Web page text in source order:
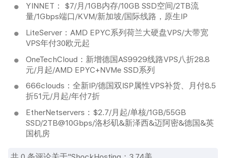
YINNET： $7/月/1GB内存/10GB SSD空间/2TB流
量/1Gbps端口/KVM/新加坡/国际线路，原生IP
LiteServer：AMD EPYC系列荷兰大硬盘VPS/大带宽
VPS年付30欧元起
OneTechCloud：新增德国AS9929线路VPS八折28.8
元/月起/AMD EPYC+NVMe SSD系列
666clouds：全新IP/德国双ISP属性VPS补货、月付8.5
折51元/月起/年付7折
EtherNetservers：$2.7/月起/单核/1GB/55GB
SSD/2TB@10Gbps/洛杉矶&新泽西&迈阿密&德国&英
国机房